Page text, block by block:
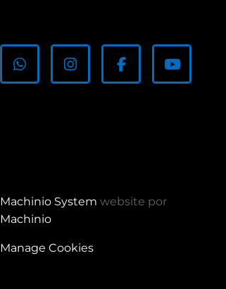
whatsappinstagramfacebook
Machinio System website por
Machinio
Manage Cookies